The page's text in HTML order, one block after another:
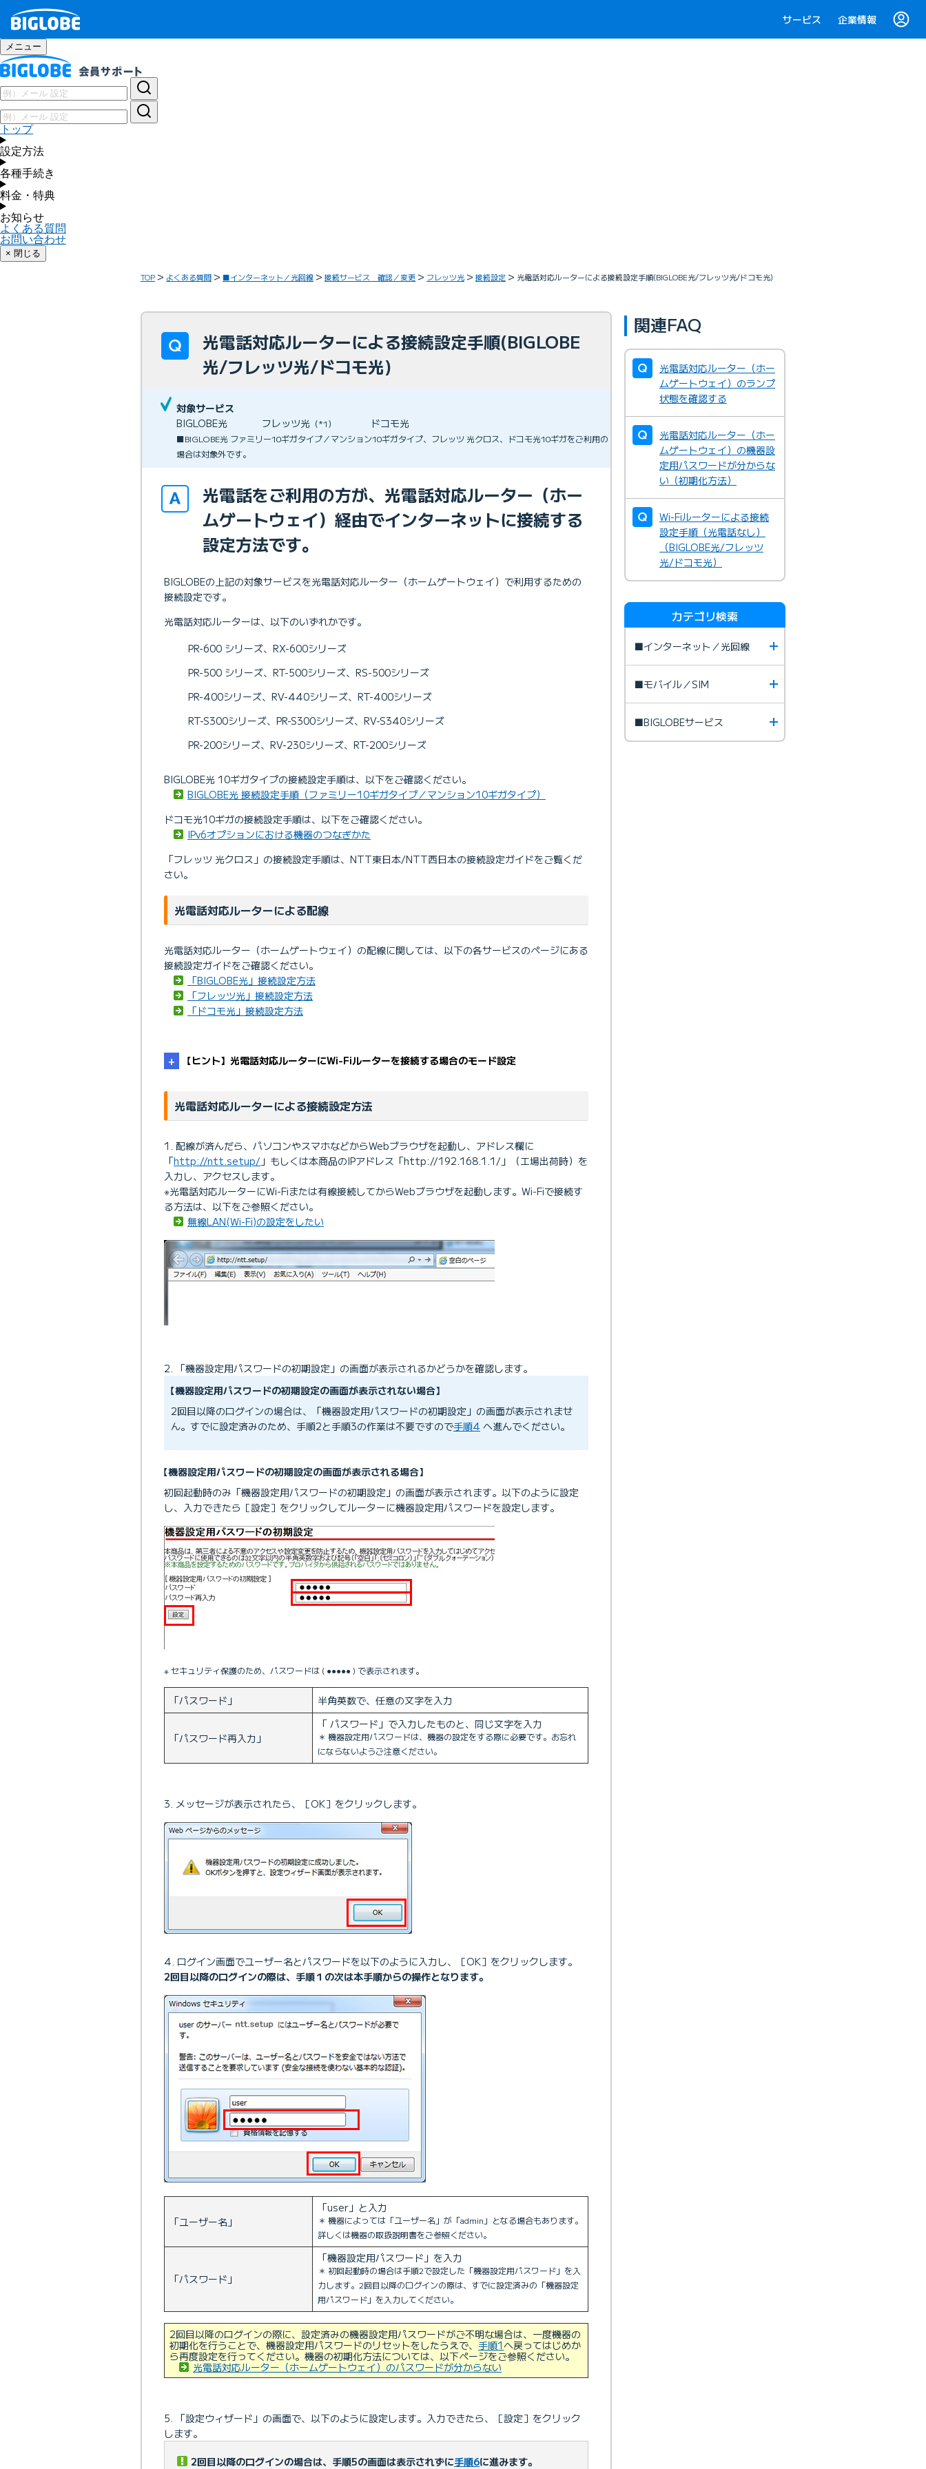
サービス 企業情報
メニュー
トップ
設定方法
各種手続き
料金・特典
お知らせ
よくある質問
お問い合わせ
× 閉じる
TOP よくある質問 ■インターネット／光回線 接続サービス 確認／変更 フレッツ光 接続設定 光電話対応ルーターによる接続設定手順(BIGLOBE光/フレッツ光/ドコモ光)
光電話対応ルーターによる接続設定手順(BIGLOBE
光/フレッツ光/ドコモ光)
対象サービス
BIGLOBE光
フレッツ光 （*1） ドコモ光
■BIGLOBE光 ファミリー10ギガタイプ／マンション10ギガタイプ、フレッツ 光クロス、ドコモ光10ギガをご利用の
場合は対象外です。
光電話をご利用の方が、光電話対応ルーター（ホー
ムゲートウェイ）経由でインターネットに接続する
設定方法です。
BIGLOBEの上記の対象サービスを光電話対応ルーター（ホームゲートウェイ）で利用するための
接続設定です。
光電話対応ルーターは、以下のいずれかです。
PR-600 シリーズ、RX-600シリーズ
PR-500 シリーズ、RT-500シリーズ、RS-500シリーズ
PR-400シリーズ、RV-440シリーズ、RT-400シリーズ
RT-S300シリーズ、PR-S300シリーズ、RV-S340シリーズ
PR-200シリーズ、RV-230シリーズ、RT-200シリーズ
BIGLOBE光 10ギガタイプの接続設定手順は、以下をご確認ください。
BIGLOBE光 接続設定手順（ファミリー10ギガタイプ／マンション10ギガタイプ）
ドコモ光10ギガの接続設定手順は、以下をご確認ください。
IPv6オプションにおける機器のつなぎかた
「フレッツ 光クロス」の接続設定手順は、NTT東日本/NTT西日本の接続設定ガイドをご覧くだ
さい。
光電話対応ルーターによる配線
光電話対応ルーター（ホームゲートウェイ）の配線に関しては、以下の各サービスのページにある
接続設定ガイドをご確認ください。
「BIGLOBE光」接続設定方法
「フレッツ光」接続設定方法
「ドコモ光」接続設定方法
【ヒント】光電話対応ルーターにWi-Fiルーターを接続する場合のモード設定
※
「接続機器（無線LAN付き）」 機器別のマニュアル
※
光電話対応ルーターによる接続設定方法
配線が済んだら、パソコンやスマホなどからWebブラウザを起動し、アドレス欄に
「http://ntt.setup/ 」もしくは本商品のIPアドレス「http://192.168.1.1/」（工場出荷時）を
入力し、アクセスします。
※光電話対応ルーターにWi-Fiまたは有線接続してからWebブラウザを起動します。Wi-Fiで接続す
る方法は、以下をご参照ください。
無線LAN(Wi-Fi)の設定をしたい
「機器設定用パスワードの初期設定」の画面が表示されるかどうかを確認します。
【機器設定用パスワードの初期設定の画面が表示されない場合】
2回目以降のログインの場合は、「機器設定用パスワードの初期設定」の画面が表示されませ
ん。すでに設定済みのため、手順2と手順3の作業は不要ですので手順4 へ進んでください。
【機器設定用パスワードの初期設定の画面が表示される場合】
初回起動時のみ「機器設定用パスワードの初期設定」の画面が表示されます。以下のように設定
し、入力できたら［設定］をクリックしてルーターに機器設定用パスワードを設定します。
※ セキュリティ保護のため、パスワードは ( ●●●●● ) で表示されます。
「パスワード」 半角英数で、任意の文字を入力
「パスワード再入力」
「 パスワード」で入力したものと、同じ文字を入力
＊ 機器設定用パスワードは、機器の設定をする際に必要です。お忘れ
にならないようご注意ください。
メッセージが表示されたら、［OK］をクリックします。
ログイン画面でユーザー名とパスワードを以下のように入力し、［OK］をクリックします。
2回目以降のログインの際は、手順１の次は本手順からの操作となります。
「ユーザー名」
「user」と入力
＊ 機器によっては「ユーザー名」が「admin」となる場合もあります。
詳しくは機器の取扱説明書をご参照ください。
「パスワード」
「機器設定用パスワード」を入力
＊ 初回起動時の場合は手順2で設定した「機器設定用パスワード」を入
力します。2回目以降のログインの際は、すでに設定済みの「機器設定
用パスワード」を入力してください。
2回目以降のログインの際に、設定済みの機器設定用パスワードがご不明な場合は、一度機器の
初期化を行うことで、機器設定用パスワードのリセットをしたうえで、 手順1へ戻ってはじめか
ら再度設定を行ってください。機器の初期化方法については、以下ページをご参照ください。
光電話対応ルーター（ホームゲートウェイ）のパスワードが分からない
「設定ウィザード」の画面で、以下のように設定します。入力できたら、［設定］をクリック
します。
2回目以降のログインの場合は、手順5の画面は表示されずに手順6に進みます。
関連FAQ
光電話対応ルーター（ホー
ムゲートウェイ）のランプ
状態を確認する
光電話対応ルーター（ホー
ムゲートウェイ）の機器設
定用パスワードが分からな
い（初期化方法）
Wi-Fiルーターによる接続
設定手順（光電話なし）
（BIGLOBE光/フレッツ
光/ドコモ光）
カテゴリ検索
■インターネット／光回線
■モバイル／SIM
■BIGLOBEサービス